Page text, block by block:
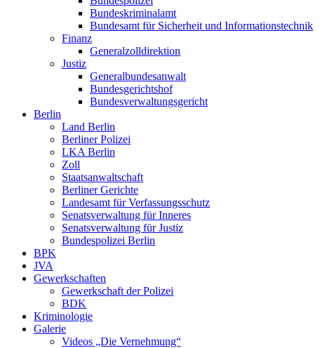
Bundeskriminalamt
Bundesamt für Sicherheit und Informationstechnik
Finanz
Generalzolldirektion
Justiz
Generalbundesanwalt
Bundesgerichtshof
Bundesverwaltungsgericht
Berlin
Land Berlin
Berliner Polizei
LKA Berlin
Zoll
Staatsanwaltschaft
Berliner Gerichte
Landesamt für Verfassungsschutz
Senatsverwaltung für Inneres
Senatsverwaltung für Justiz
Bundespolizei Berlin
BPK
JVA
Gewerkschaften
Gewerkschaft der Polizei
BDK
Kriminologie
Galerie
Videos „Die Vernehmung“